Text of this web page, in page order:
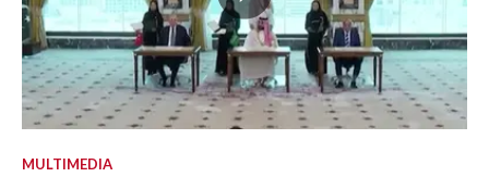
MULTIMEDIA